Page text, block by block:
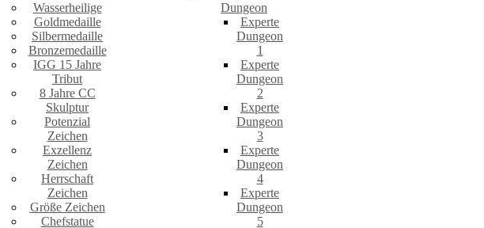
Wasserheilige
Goldmedaille
Silbermedaille
Bronzemedaille
IGG 15 Jahre
Tribut
8 Jahre CC
Skulptur
Potenzial
Zeichen
Exzellenz
Zeichen
Herrschaft
Zeichen
Größe Zeichen
Chefstatue
Dungeon
Experte
Dungeon
1
Experte
Dungeon
2
Experte
Dungeon
3
Experte
Dungeon
4
Experte
Dungeon
5